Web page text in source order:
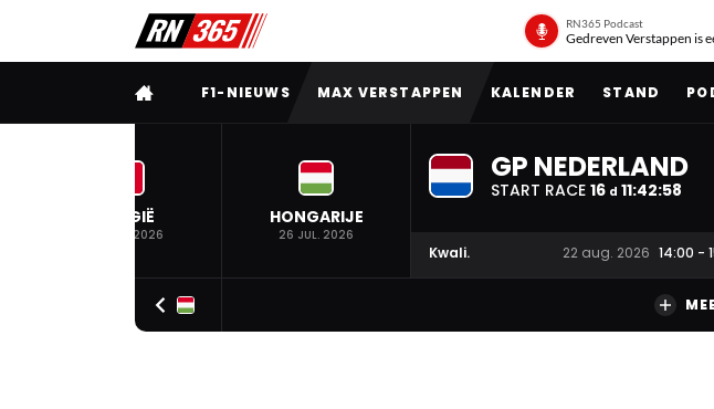
RN365 Podcast
Gedreven Verstappen is
VOLLEDIG MENU
F1-NIEUWS MAX VERSTAPPEN KALENDER STAND
BELGIË
19 JUL. 2026
HONGARIJE
26 JUL. 2026
GP NEDERLAND
START RACE 16 d 11:42:57
Kwali. 22 aug. 2026 14:00 -